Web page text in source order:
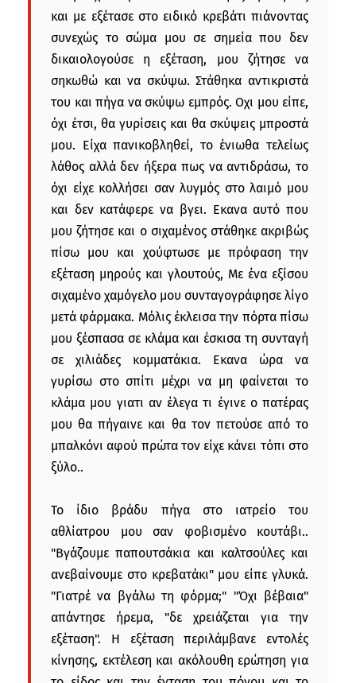
και με εξέτασε στο ειδικό κρεβάτι πιάνοντας
συνεχώς το σώμα μου σε σημεία που δεν
δικαιολογούσε η εξέταση, μου ζήτησε να
σηκωθώ και να σκύψω. Στάθηκα αντικριστά
του και πήγα να σκύψω εμπρός. Οχι μου είπε,
όχι έτσι, θα γυρίσεις και θα σκύψεις μπροστά
μου. Είχα πανικοβληθεί, το ένιωθα τελείως
λάθος αλλά δεν ήξερα πως να αντιδράσω, το
όχι είχε κολλήσει σαν λυγμός στο λαιμό μου
και δεν κατάφερε να βγει. Εκανα αυτό που
μου ζήτησε και ο σιχαμένος στάθηκε ακριβώς
πίσω μου και χούφτωσε με πρόφαση την
εξέταση μηρούς και γλουτούς, Με ένα εξίσου
σιχαμένο χαμόγελο μου συνταγογράφησε λίγο
μετά φάρμακα. Μόλις έκλεισα την πόρτα πίσω
μου ξέσπασα σε κλάμα και έσκισα τη συνταγή
σε χιλιάδες κομματάκια. Εκανα ώρα να
γυρίσω στο σπίτι μέχρι να μη φαίνεται το
κλάμα μου γιατι αν έλεγα τι έγινε ο πατέρας
μου θα πήγαινε και θα τον πετούσε από το
μπαλκόνι αφού πρώτα τον είχε κάνει τόπι στο
ξύλο..
Το ίδιο βράδυ πήγα στο ιατρείο του
αθλίατρου μου σαν φοβισμένο κουτάβι..
"Βγάζουμε παπουτσάκια και καλτσούλες και
ανεβαίνουμε στο κρεβατάκι" μου είπε γλυκά.
"Γιατρέ να βγάλω τη φόρμα;" "Όχι βέβαια"
απάντησε ήρεμα, "δε χρειάζεται για την
εξέταση". Η εξέταση περιλάμβανε εντολές
κίνησης, εκτέλεση και ακόλουθη ερώτηση για